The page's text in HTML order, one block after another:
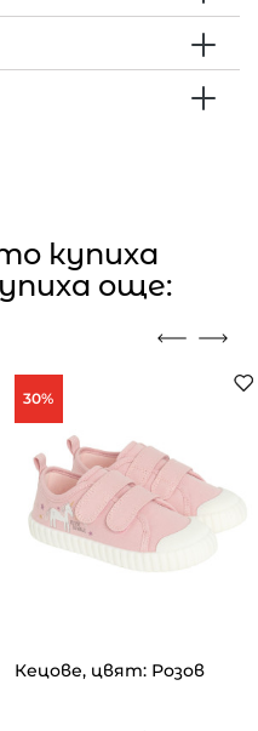
купиха
още:
30%
Кецове, цвят: Розов